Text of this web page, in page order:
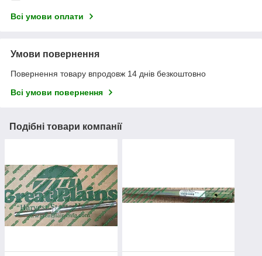
Всі умови оплати
Умови повернення
Повернення товару впродовж 14 днів безкоштовно
Всі умови повернення
Подібні товари компанії